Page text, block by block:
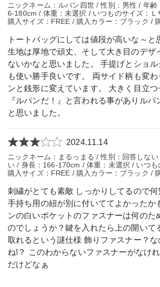
ニックネーム：ルパン四世 / 性別：男性 / 年
6-180cm / 体重：未選択 / いつものサイズ：Ｌ
購入サイズ：FREE / 購入カラー：ブラック /
トートバッグにしては値段が高いな～と
生地は厚地で頑丈、そして大き目のデザ
ないかなと思いました。 手提げとショル
も使い勝手良いです。 両サイド柄も変
ンと銭形に変えています。 大きく目立
『ルパンだ！』と言われる事がありルパ
と思いました。
2024.11.14
ニックネーム：まるっまる / 性別：回答しな
い / 身長：166-170cm / 体重：未選択 / いつも
購入サイズ：FREE / 購入カラー：ブラック /
刺繍がとても素敵 しっかりしてるので
手持ち用の紐が別に付いててよかったか
ンの白いポケットのファスナーは何のた
のでしょうか？鍵を入れたら上の開いて
取れるという謎仕様 飾りファスナー？
ね!？ このわからないファスナーがなけ
だけどなぁ